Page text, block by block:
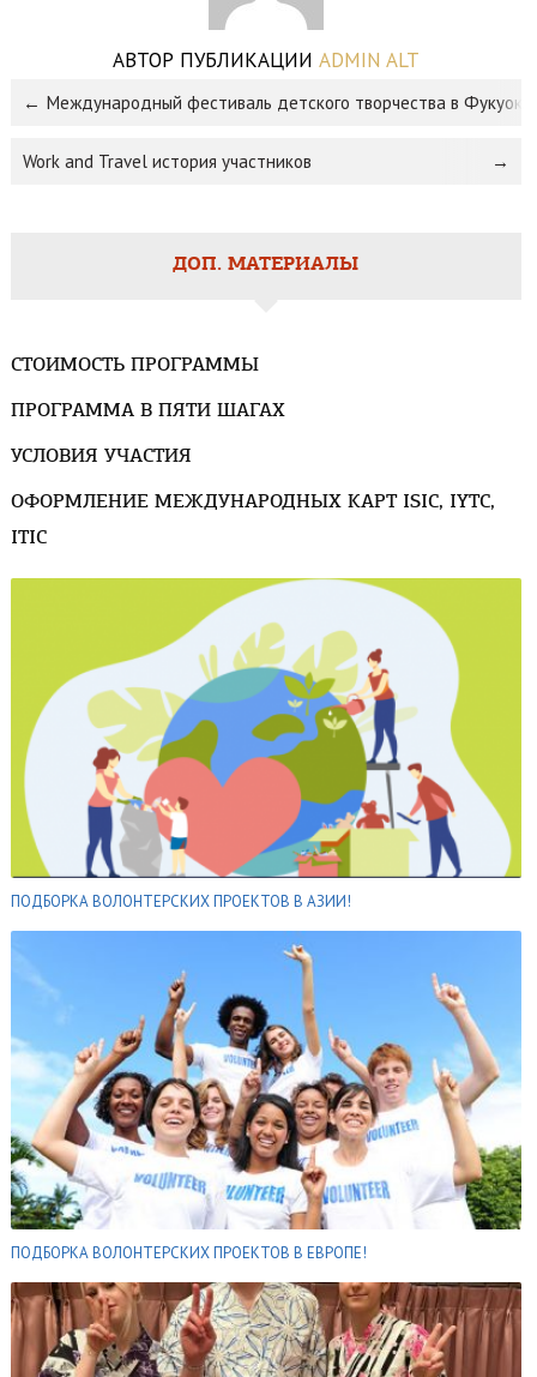
АВТОР ПУБЛИКАЦИИ ADMIN ALT
Международный фестиваль детского творчества в Фукуока
Work and Travel история участников
ДОП. МАТЕРИАЛЫ
СТОИМОСТЬ ПРОГРАММЫ
ПРОГРАММА В ПЯТИ ШАГАХ
УСЛОВИЯ УЧАСТИЯ
ОФОРМЛЕНИЕ МЕЖДУНАРОДНЫХ КАРТ ISIC, IYTC,
ITIC
ПОДБОРКА ВОЛОНТЕРСКИХ ПРОЕКТОВ В АЗИИ!
ПОДБОРКА ВОЛОНТЕРСКИХ ПРОЕКТОВ В ЕВРОПЕ!